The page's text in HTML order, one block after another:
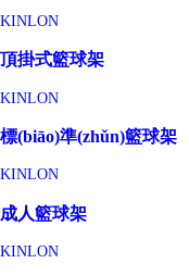
KINLON
頂掛式籃球架
KINLON
標(biāo)準(zhǔn)籃球架
KINLON
成人籃球架
KINLON